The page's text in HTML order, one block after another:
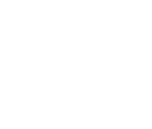
-uutissyöte-palvelulle.